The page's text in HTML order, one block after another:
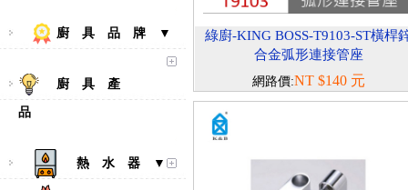
廚 具 品 牌 ▼
廚 具 產
品
熱 水 器 ▼
綠廚-KING BOSS-T9103-ST橫桿
合金弧形連接管座
網路價:NT $140 元